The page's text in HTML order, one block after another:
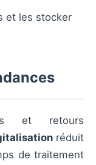
et les stocker
et retours
réduit
de traitement